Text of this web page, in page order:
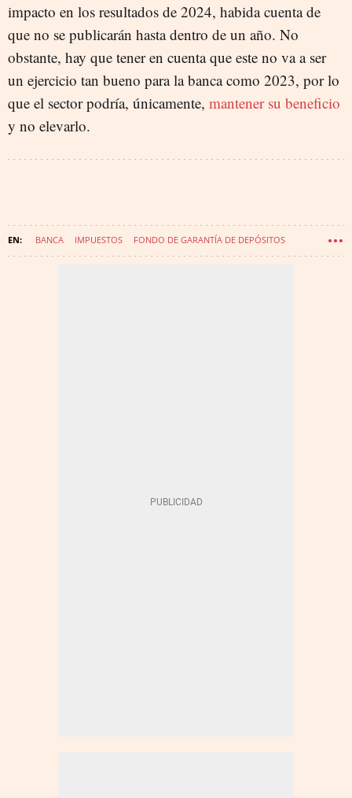
impacto en los resultados de 2024, habida cuenta de
que no se publicarán hasta dentro de un año. No
obstante, hay que tener en cuenta que este no va a ser
un ejercicio tan bueno para la banca como 2023, por lo
que el sector podría, únicamente, mantener su beneficio
y no elevarlo.
BANCA IMPUESTOS FONDO DE GARANTÍA DE DEPÓSITOS